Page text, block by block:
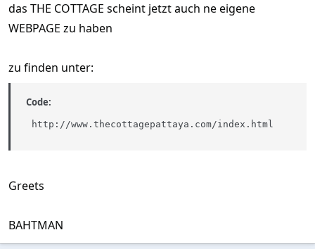
das THE COTTAGE scheint jetzt auch ne eigene
WEBPAGE zu haben
zu finden unter:
Code:
http://www.thecottagepattaya.com/index.html
Greets
BAHTMAN